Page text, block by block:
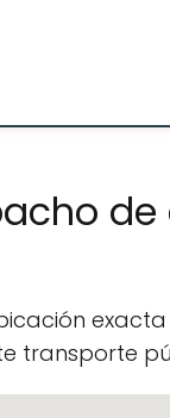
transporte